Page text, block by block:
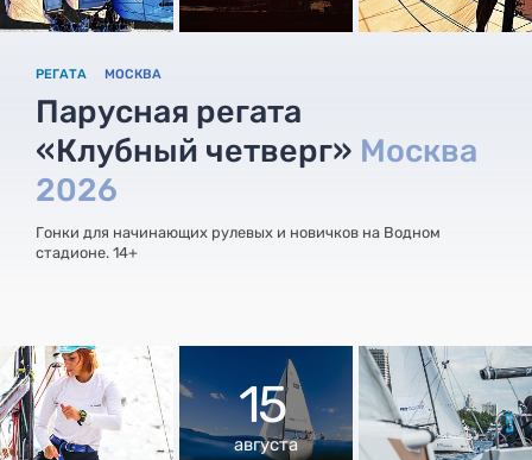
РЕГАТА МОСКВА
Парусная регата
«Клубный четверг» Москва
2026
Гонки для начинающих рулевых и новичков на Водном
стадионе. 14+
15
августа